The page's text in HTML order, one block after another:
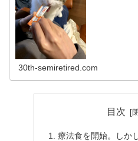
30th-semiretired.com
目次
療法食を開始。しか